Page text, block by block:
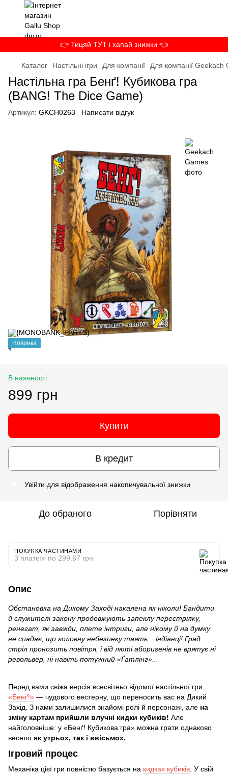
👉 Тицяй ТУТ і хапай знижки 👈
Каталог Настільні ігри Для компанії Для компанії Geekach
Настільна гра Бенґ! Кубикова гра
(BANG! The Dice Game)
Артикул: GKCH0263 Написати відгук
Новинка
В наявності
899 грн
Купити
В кредит
Увійти для відображення накопичувальної знижки
До обраного Порівняти
ПОКУПКА ЧАСТИНАМИ
3 платежі по 299.67 грн
Опис
Обстановка на Дикому Заході накалена як ніколи! Бандити
й служителі закону продовжують запеклу перестрілку,
ренегат, як завжди, плете інтриги, але нікому й на думку
не спадає, що головну небезпеку таять... індіанці! Град
стріл пронозить повітря, і від люті аборигенів не врятує ні
револьвер, ні навіть потужний «Ґатлінг»...
Перед вами свіжа версія всесвітньо відомої настільної гри
«Бенґ!» — чудового вестерну, що переносить вас на Дикий
Захід. З нами залишилися знайомі ролі й персонажі, але на
зміну картам прийшли влучні кидки кубиків! Але
найголовніше: у «Бенґ! Кубикова гра» можна грати однаково
весело як утрьох, так і ввісьмох.
Ігровий процес
Механіка цієї гри повністю базується на кидках кубиків . У свій